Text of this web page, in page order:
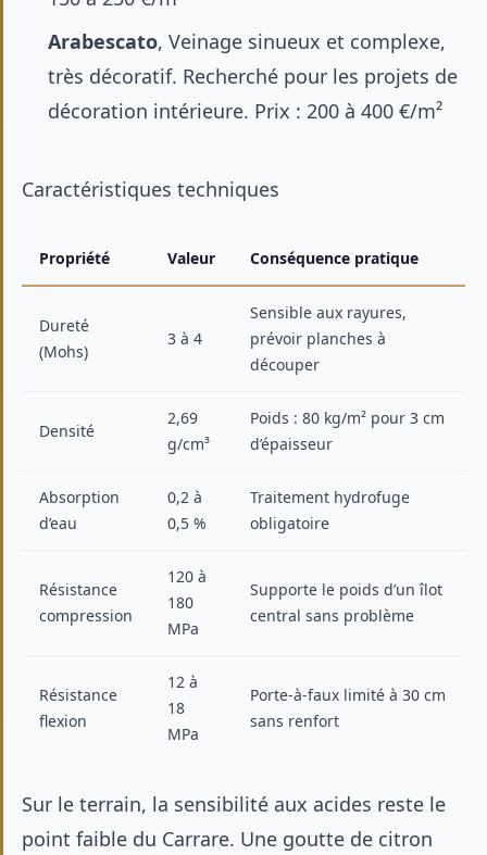
Arabescato, Veinage sinueux et complexe,
très décoratif. Recherché pour les projets de
décoration intérieure. Prix : 200 à 400 €/m²
Caractéristiques techniques
Propriété Valeur Conséquence pratique
Dureté
(Mohs)
3 à 4
Sensible aux rayures,
prévoir planches à
découper
Densité
2,69
g/cm³
Poids : 80 kg/m² pour 3 cm
d’épaisseur
Absorption
d’eau
0,2 à
0,5 %
Traitement hydrofuge
obligatoire
Résistance
compression
120 à
180
MPa
Supporte le poids d’un îlot
central sans problème
Résistance
flexion
12 à
18
MPa
Porte-à-faux limité à 30 cm
sans renfort
Sur le terrain, la sensibilité aux acides reste le
point faible du Carrare. Une goutte de citron